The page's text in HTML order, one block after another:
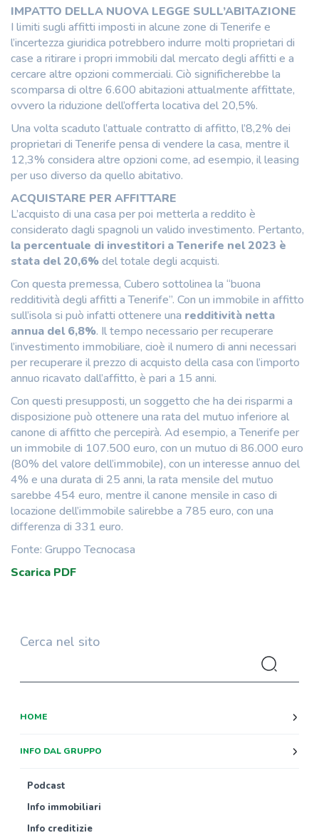
IMPATTO DELLA NUOVA LEGGE SULL’ABITAZIONE
I limiti sugli affitti imposti in alcune zone di Tenerife e
l’incertezza giuridica potrebbero indurre molti proprietari di
case a ritirare i propri immobili dal mercato degli affitti e a
cercare altre opzioni commerciali. Ciò significherebbe la
scomparsa di oltre 6.600 abitazioni attualmente affittate,
ovvero la riduzione dell’offerta locativa del 20,5%.
Una volta scaduto l’attuale contratto di affitto, l’8,2% dei
proprietari di Tenerife pensa di vendere la casa, mentre il
12,3% considera altre opzioni come, ad esempio, il leasing
per uso diverso da quello abitativo.
ACQUISTARE PER AFFITTARE
L’acquisto di una casa per poi metterla a reddito è
considerato dagli spagnoli un valido investimento. Pertanto,
la percentuale di investitori a Tenerife nel 2023 è
stata del 20,6%del totale degli acquisti.
Con questa premessa, Cubero sottolinea la “buona
redditività degli affitti a Tenerife”. Con un immobile in affitto
sull’isola si può infatti ottenere una redditività netta
annua del 6,8%. Il tempo necessario per recuperare
l’investimento immobiliare, cioè il numero di anni necessari
per recuperare il prezzo di acquisto della casa con l’importo
annuo ricavato dall’affitto, è pari a 15 anni.
Con questi presupposti, un soggetto che ha dei risparmi a
disposizione può ottenere una rata del mutuo inferiore al
canone di affitto che percepirà. Ad esempio, a Tenerife per
un immobile di 107.500 euro, con un mutuo di 86.000 euro
(80% del valore dell’immobile), con un interesse annuo del
4% e una durata di 25 anni, la rata mensile del mutuo
sarebbe 454 euro, mentre il canone mensile in caso di
locazione dell’immobile salirebbe a 785 euro, con una
differenza di 331 euro.
Fonte: Gruppo Tecnocasa
Scarica PDF
Cerca nel sito
HOME
INFO DAL GRUPPO
Podcast
Info immobiliari
Info creditizie